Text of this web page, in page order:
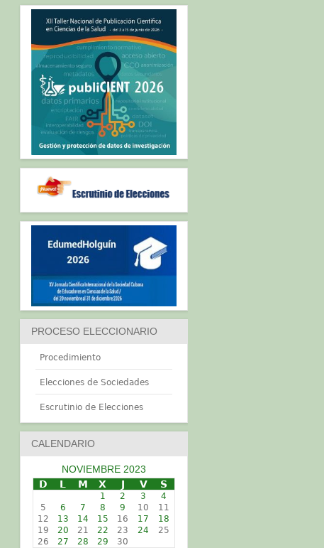
PROCESO ELECCIONARIO
Procedimiento
Elecciones de Sociedades
Escrutinio de Elecciones
CALENDARIO
NOVIEMBRE 2023
D
L M X J V S
1 2 3
4
5
6 7 8 9 10
11
12
13 14 15 16 17
18
19
20 21 22 23 24
25
26
27 28 29 30